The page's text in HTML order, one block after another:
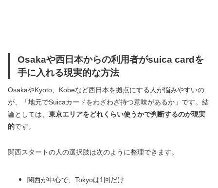
Osakaや西日本からの利用者がsuica cardを
手に入れる現実的な方法
OsakaやKyoto、Kobeなど西日本を拠点にする人が悩みやすいの
が、「地元でSuicaカードをわざわざ持つ意味があるか」です。結
論としては、 東京エリアをどれくらい使うかで判断するのが現実
的です。
関西スタートの人の選択肢は次のように整理できます。
関西が中心で、Tokyoは1回だけ